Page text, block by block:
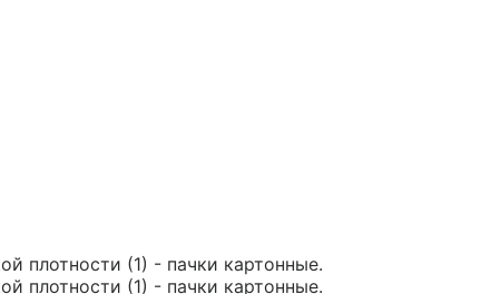
плотности (1) - пачки картонные.
плотности (1) - пачки картонные.